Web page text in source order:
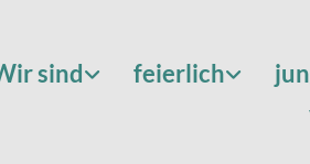
sind feierlich